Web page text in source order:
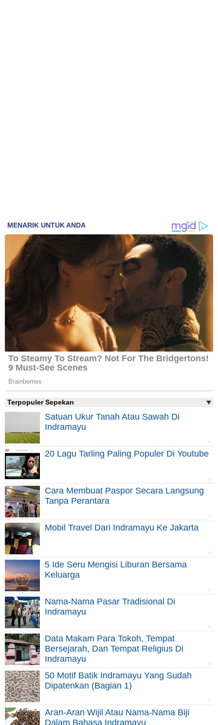
Terpopuler Sepekan
Satuan Ukur Tanah Atau Sawah Di
Indramayu
20 Lagu Tarling Paling Populer Di Youtube
Cara Membuat Paspor Secara Langsung
Tanpa Perantara
Mobil Travel Dari Indramayu Ke Jakarta
5 Ide Seru Mengisi Liburan Bersama
Keluarga
Nama-Nama Pasar Tradisional Di
Indramayu
Data Makam Para Tokoh, Tempat
Bersejarah, Dan Tempat Religius Di
Indramayu
50 Motif Batik Indramayu Yang Sudah
Dipatenkan (Bagian 1)
Aran-Aran Wijil Atau Nama-Nama Biji
Dalam Bahasa Indramayu